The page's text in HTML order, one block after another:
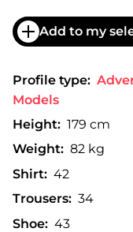
Add to my
Profile type:
Models
Height: 179 cm
Weight: 82 kg
Shirt: 42
Trousers: 34
Shoe: 43